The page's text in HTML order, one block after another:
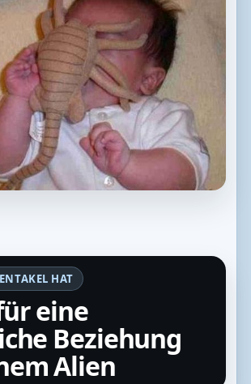
HAT
eine
Beziehung
Alien